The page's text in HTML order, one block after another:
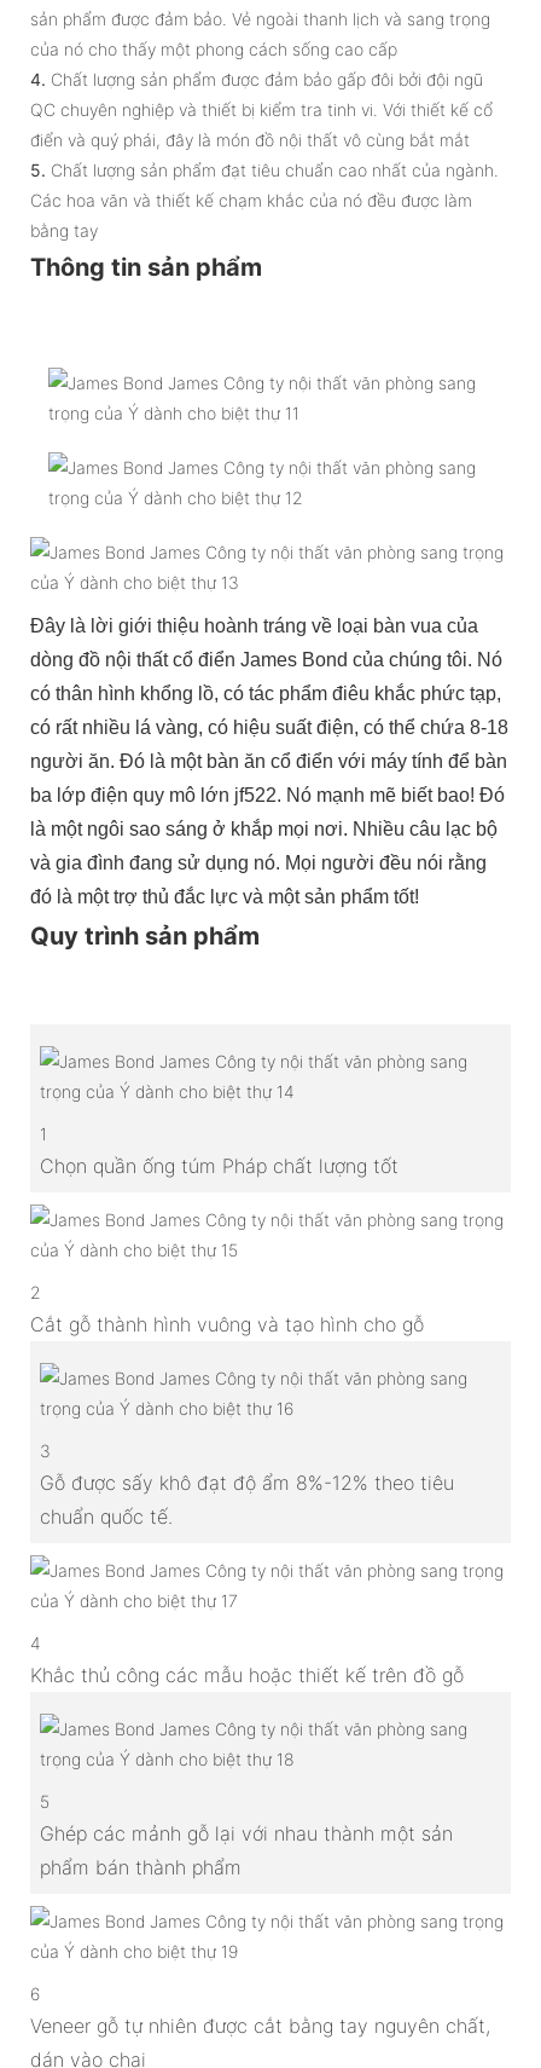
sản phẩm được đảm bảo. Vẻ ngoài thanh lịch và sang trọng
của nó cho thấy một phong cách sống cao cấp
4. Chất lượng sản phẩm được đảm bảo gấp đôi bởi đội ngũ
QC chuyên nghiệp và thiết bị kiểm tra tinh vi. Với thiết kế cổ
điển và quý phái, đây là món đồ nội thất vô cùng bắt mắt
5. Chất lượng sản phẩm đạt tiêu chuẩn cao nhất của ngành.
Các hoa văn và thiết kế chạm khắc của nó đều được làm
bằng tay
Thông tin sản phẩm
Đây là lời giới thiệu hoành tráng về loại bàn vua của
dòng đồ nội thất cổ điển James Bond của chúng tôi. Nó
có thân hình khổng lồ, có tác phẩm điêu khắc phức tạp,
có rất nhiều lá vàng, có hiệu suất điện, có thể chứa 8-18
người ăn. Đó là một bàn ăn cổ điển với máy tính để bàn
ba lớp điện quy mô lớn jf522. Nó mạnh mẽ biết bao! Đó
là một ngôi sao sáng ở khắp mọi nơi. Nhiều câu lạc bộ
và gia đình đang sử dụng nó. Mọi người đều nói rằng
đó là một trợ thủ đắc lực và một sản phẩm tốt!
Quy trình sản phẩm
1
Chọn quần ống túm Pháp chất lượng tốt
2
Cắt gỗ thành hình vuông và tạo hình cho gỗ
3
Gỗ được sấy khô đạt độ ẩm 8%-12% theo tiêu
chuẩn quốc tế.
4
Khắc thủ công các mẫu hoặc thiết kế trên đồ gỗ
5
Ghép các mảnh gỗ lại với nhau thành một sản
phẩm bán thành phẩm
6
Veneer gỗ tự nhiên được cắt bằng tay nguyên chất,
dán vào chai